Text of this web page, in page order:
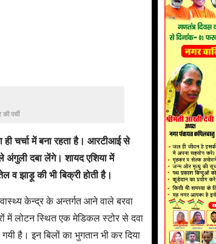
पर्ची
ही चर्चा में बना रहता है। आरटीआई से
दबा लेंगे। शायद एशिया में
व झाड़ू की भी बिक्री होती है।
केन्द्र के अन्तर्गत आने वाले बरवा
में लोटन स्थित एक मेडिकल स्टोर से दवा
है। इन बिलों का भुगतान भी कर दिया